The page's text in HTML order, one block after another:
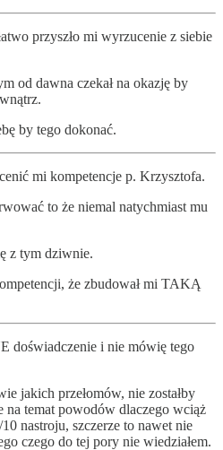
przyszło mi wyrzucenie z siebie
od dawna czekał na okazję by
by tego dokonać.
mi kompetencje p. Krzysztofa.
to że niemal natychmiast mu
z tym dziwnie.
że zbudował mi TAKĄ
doświadczenie i nie mówię tego
jakich przełomów, nie zostałby
na temat powodów dlaczego wciąż
nastroju, szczerze to nawet nie
czego do tej pory nie wiedziałem.